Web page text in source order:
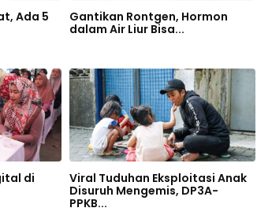
Ada 5
Gantikan Rontgen, Hormon
dalam Air Liur Bisa...
di
Viral Tuduhan Eksploitasi Anak
Disuruh Mengemis, DP3A-
PPKB...